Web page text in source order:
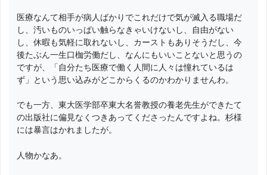
医療なんて相手が病人ばかりでこれだけで気が滅入る職場だ
し、汚いものいっぱい触らなきゃいけないし、自由がない
し、休暇も気軽に取れないし、カーストもありそうだし、今
後たぶん一生口枷労働だし、なんにもいいことないと思うの
ですが、「自分たち医療で働く人間に人々は憧れているは
ず」という思い込みがどこからくるのかわかりませんわ。
でも一方、東大医学部卒東大名誉教授の養老先生ができたて
の出版社に偏見なくつきあってくださったんですよね。杉様
には暴言はかれましたが。
人物かなあ。